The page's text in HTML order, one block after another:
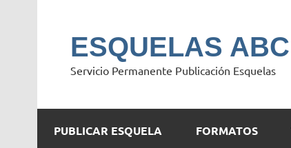
ESQUELAS ABC
Servicio Permanente Publicación Esquelas
PUBLICAR ESQUELA FORMATOS